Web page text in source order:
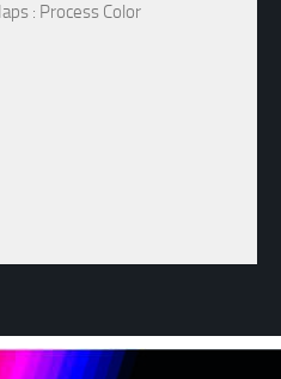
: Process Color